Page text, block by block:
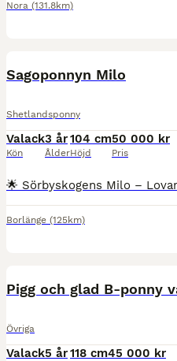
Nora (131.8km)
Sagoponnyn Milo
Shetlandsponny
Valack
Kön
3 år
Ålder
104 cm
Höjd
50 000 kr
Pris
Borlänge (125km)
Pigg och glad B-ponny
Övriga
Valack5 år118 cm45 000 kr